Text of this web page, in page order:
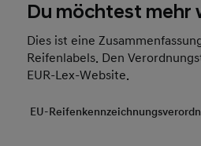
Du möchtest mehr
Dies ist eine
Reifenlabels. Den
EUR-Lex-Website.
EU-